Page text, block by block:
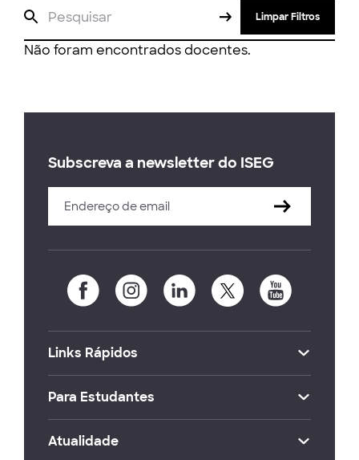
Limpar Filtros
Não foram encontrados docentes.
Subscreva a newsletter do ISEG
Links Rápidos
Para Estudantes
Atualidade